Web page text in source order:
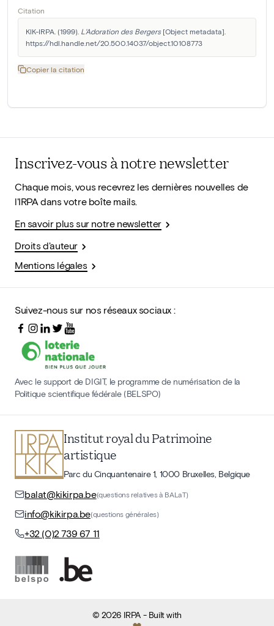
Citation
KIK-IRPA. (1999). L'Adoration des Bergers [Object metadata].
https://hdl.handle.net/20.500.14037/object.10108773
Copier la citation
Inscrivez-vous à notre newsletter
Chaque mois, vous recevrez les dernières nouvelles de
l'IRPA dans votre boîte mails.
En savoir plus sur notre newsletter
Droits d'auteur
Mentions légales
Suivez-nous sur nos réseaux sociaux :
Avec le support de DIGIT, le programme de numérisation de la
Politique scientifique fédérale (BELSPO)
Institut royal du Patrimoine
artistique
Parc du Cinquantenaire 1, 1000 Bruxelles, Belgique
balat@kikirpa.be(questions relatives à BALaT)
info@kikirpa.be(questions générales)
+32 (0)2 739 67 11
©2026 IRPA- Built with